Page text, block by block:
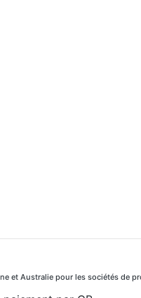
et Australie pour les sociétés de